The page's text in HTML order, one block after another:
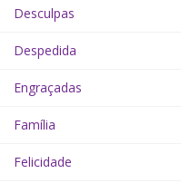
Desculpas
Despedida
Engraçadas
Família
Felicidade